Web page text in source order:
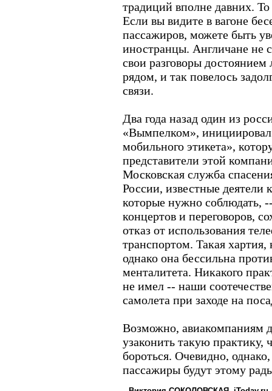
традиций вполне давних.
Если вы видите в вагоне
пассажиров, можете быть
иностранцы. Англичане не
свои разговоры
рядом, и так повелось
связи.
Два года назад один из
«Вымпелком»,
мобильного этикета»,
представители этой
Московская служба
России, известные деятели
которые нужно соблюдать,
концертов и переговоров,
отказ от использования
транспортом. Такая
однако она бессильна
менталитета. Никакого
не имел -- наши
самолета при заходе на
Возможно, авиакомпаниям
узаконить такую практику,
бороться. Очевидно,
пассажиры будут этому